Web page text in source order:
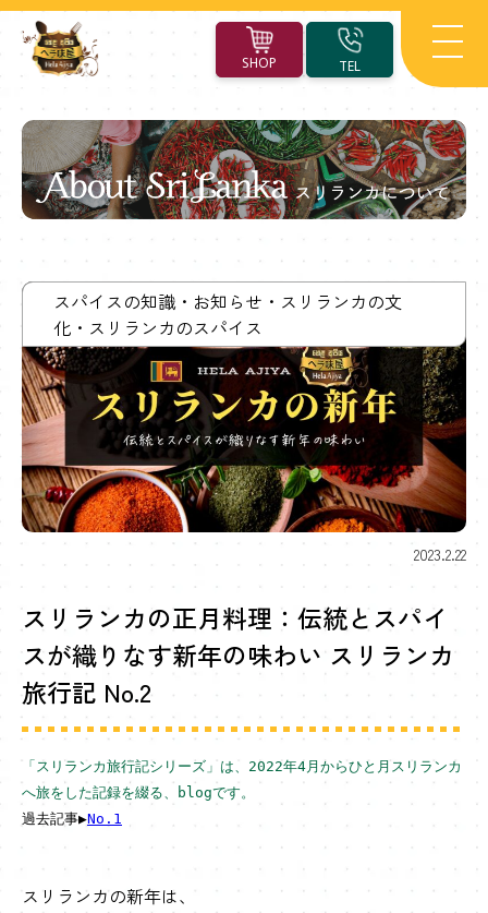
SHOP TEL
About
Sri
Lanka
ス
リ
ラ
ン
カ
い
て
スパイスの知識 お知らせ
スリランカの文
化
スリランカのスパイス
2023.2.22
スリランカの正月料理：伝統とスパイ
スが織りなす新年の味わい スリランカ
旅行記 No.2
「スリランカ旅行記シリーズ」は、2022年4月からひと月スリランカ
へ旅をした記録を綴る、blogです。
過去記事▶︎No.1
スリランカの新年は、